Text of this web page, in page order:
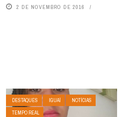
2 DE NOVEMBRO DE 2016
DESTAQUES IGUAÍ
NOTÍCIAS
TEMPO REAL